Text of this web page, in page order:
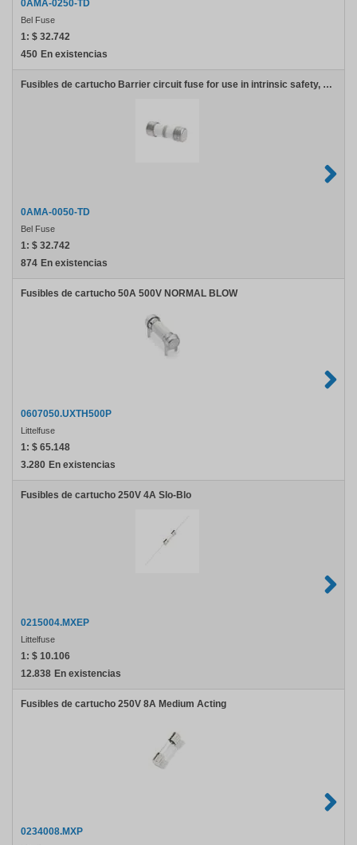
0AMA-0250-TD
Bel Fuse
1: $ 32.742
450 En existencias
Fusibles de cartucho Barrier circuit fuse for use in intrinsic safety, 50mA
0AMA-0050-TD
Bel Fuse
1: $ 32.742
874 En existencias
Fusibles de cartucho 50A 500V NORMAL BLOW
0607050.UXTH500P
Littelfuse
1: $ 65.148
3.280 En existencias
Fusibles de cartucho 250V 4A Slo-Blo
0215004.MXEP
Littelfuse
1: $ 10.106
12.838 En existencias
Fusibles de cartucho 250V 8A Medium Acting
0234008.MXP